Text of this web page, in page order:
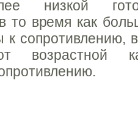
низкой
то время как
к сопротивлению,
возрастной